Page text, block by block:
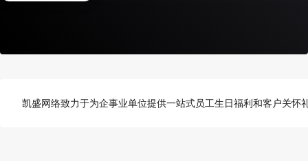
凯盛网络致力于为企事业单位提供一站式员工生日福利和客户关怀